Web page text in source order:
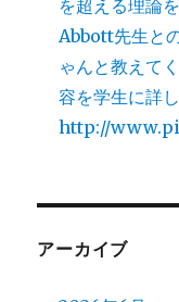
を超える理論
Abbott先生と
ゃんと教えて
容を学生に詳
http://
アーカイブ